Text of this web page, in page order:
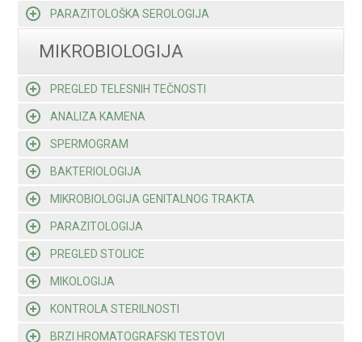
PARAZITOLOŠKA SEROLOGIJA
MIKROBIOLOGIJA
PREGLED TELESNIH TEČNOSTI
ANALIZA KAMENA
SPERMOGRAM
BAKTERIOLOGIJA
MIKROBIOLOGIJA GENITALNOG TRAKTA
PARAZITOLOGIJA
PREGLED STOLICE
MIKOLOGIJA
KONTROLA STERILNOSTI
BRZI HROMATOGRAFSKI TESTOVI